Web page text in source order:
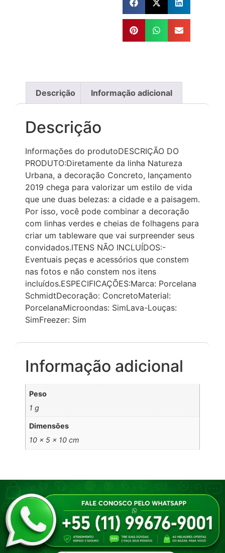
Descrição Informação adicional
Descrição
Informações do produtoDESCRIÇÃO DO
PRODUTO:Diretamente da linha Natureza
Urbana, a decoração Concreto, lançamento
2019 chega para valorizar um estilo de vida
que une duas belezas: a cidade e a paisagem.
Por isso, você pode combinar a decoração
com linhas verdes e cheias de folhagens para
criar um tableware que vai surpreender seus
convidados.ITENS NÃO INCLUÍDOS:-
Eventuais peças e acessórios que constem
nas fotos e não constem nos itens
incluídos.ESPECIFICAÇÕES:Marca: Porcelana
SchmidtDecoração: ConcretoMaterial:
PorcelanaMicroondas: SimLava-Louças:
SimFreezer: Sim
Informação adicional
Peso
1 g
Dimensões
10 × 5 × 10 cm